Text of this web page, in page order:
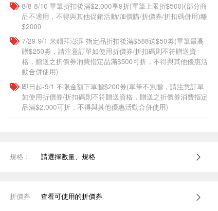
8/8-8/10 單筆折扣後滿$2,000享9折(單筆上限折$500)(部分商
品不適用，不得與其他促銷活動/加價購/折價券/折扣碼併用)離
$2000
7/29-9/1 米麵拜澎湃 指定品折扣後滿$588送$50劵(單筆最高
贈$250劵，請注意訂單如使用折價券/折扣碼則不符贈送資
格，贈送之折價券消費指定品滿$500可折，不得與其他優惠活
動合併使用)
即日起-9/1 不限金額下單贈$200券(單筆不累贈，請注意訂單
如使用折價券/折扣碼則不符贈送資格，贈送之折價券消費指定
品滿$2,000可折，不得與其他優惠活動合併使用)
規格： 請選擇數量、規格
折價券 查看可使用的折價券